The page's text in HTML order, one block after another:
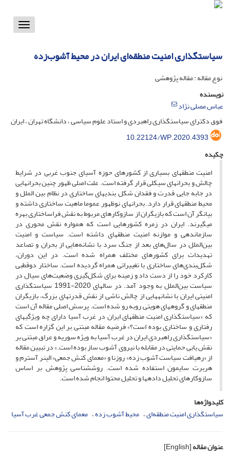
Toggle
سیاستگذاری امنیت منطقه‌ای ایران در محیط آشوب‌زده
نوع مقاله : مقاله پژوهشی
نویسنده
عباس مصلی نژاد
فوق دکترای سیاستگذاری راهبردی و استاد علوم سیاسی ، دانشگاه تهران ، ایران
10.22124/WP.2020.4393
چکیده
امنیت منطقه­ای بسیاری از کشورهای حوزه آسیای جنوب غربی در شرایط
چالش و بحران­های سیکلی قرار گرفته است. علت اصلی ظهور چنین بحران­هایی
در جابه جایی قدرت و فقدان شکل بندی­های ساختاری در نظام بین الملل و
محیط منطقه­ای قرار دارد. بحران­های نوظهور عموما ماهیت ساختاری داشته و
بیانگر آن است که بازیگران از سازوکارهای مربوط به نقش فراساختاری بهره
می­گیرند. ایران در زمره کشورهایی است که همواره نقش محوری در
سازماندهی و موازنه امنیت منطقه­ای داشته است. سیاست و امنیت
بین‌الملل در سال‌های بعد از جنگ سرد با نشانه‌هایی از بحران و تصاعد
تهدیدات برای کشورهای مختلف همراه شده است. در این دوران،
شکل‌بندی‌های ساختاری با تغییراتی همراه گردیده است. ساختار دوقطبی
کارکرد خود را از دست داد و زمینه برای شکل‌گیری وضعیت‌های سیال در
سیاست بین‌الملل به وجود آمد. در سال­های 2020-1991 سیاستگذاری
امنیتی ایران با نشانه­هایی از چالش ناشی از نقش قدرت­های بزرگ، بازیگران
منطقه­ای و گروه­های هویتی روبه رو شده است. پرسش اصلی مقاله آن است
که «سیاستگذاری امنیت منطقه­ای ایران در غرب آسیا دارای چه ویژگی­های
رفتاری و ساختاری بوده است؟» فرضیه مقاله مبتنی بر این گزاره است که
«سیاستگذاری راهبردی ایران در غرب آسیا به ویژه سوریه و عراق مبتنی بر
نقش یابی حمایتی در مقابله با نیروی آشوب ساز بوده است.» در تبیین مقاله
از «رهیافت سیاست آشوب زده» روزنا و «معمای کنش جمعی» الینر آسترم و
هربرت سایمون استفاده شده است. روش­شناسی پژوهش بر اساس
سازوکارهای تحلیل داده­ها و تحلیل محتوا انجام شده است.
کلیدواژه‌ها
سیاستگذاری امنیت منطقه‌ای محیط آشوب زده معمای کنش جمعی غرب آسیا
عنوان مقاله[English]